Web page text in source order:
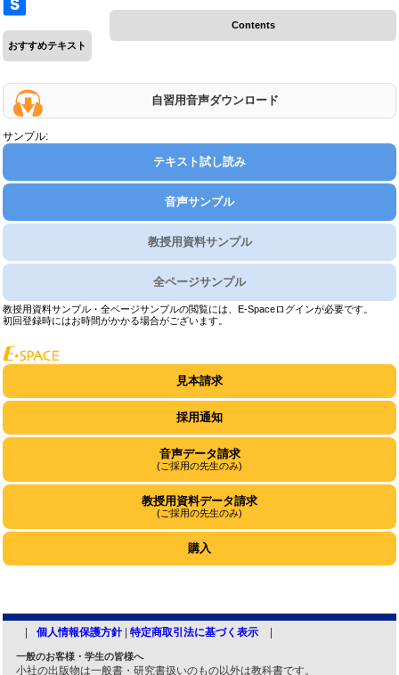
おすすめテキスト
Contents
自習用音声ダウンロード
サンプル:
テキスト試し読み
音声サンプル
教授用資料サンプル
全ページサンプル
教授用資料サンプル・全ページサンプルの閲覧には、E-Spaceログインが必要です。
初回登録時にはお時間がかかる場合がございます。
見本請求
採用通知
音声データ請求
(ご採用の先生のみ)
教授用資料データ請求
(ご採用の先生のみ)
購入
個人情報保護方針| 特定商取引法に基づく表示
一般のお客様・学生の皆様へ
小社の出版物は一般書・研究書扱いのもの以外は教科書です。